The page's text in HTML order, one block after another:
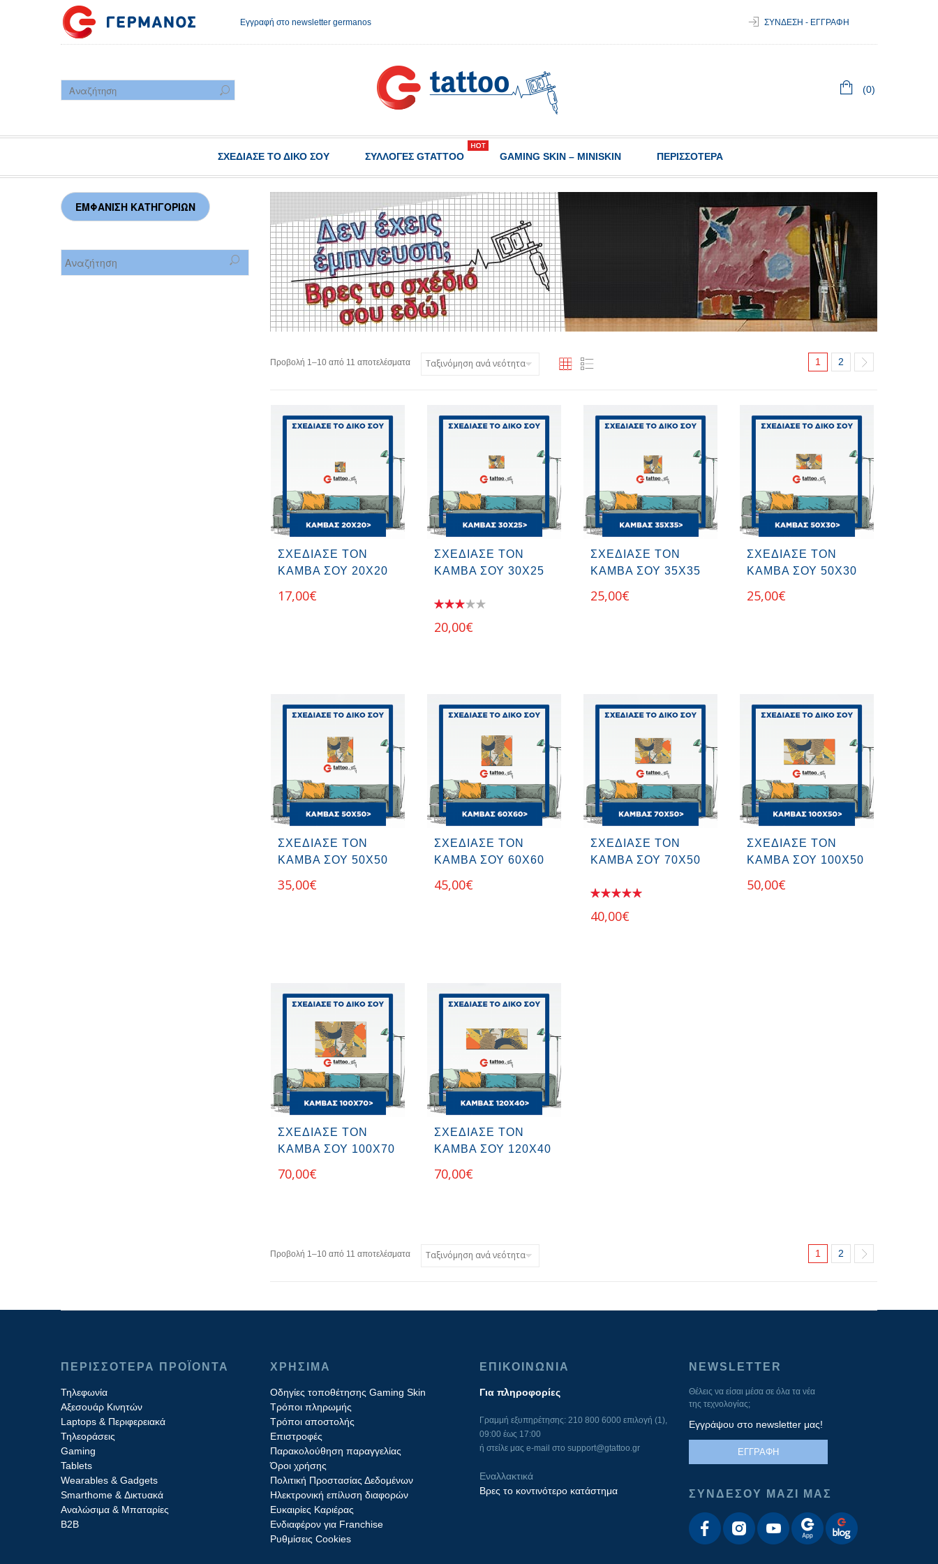
Εγγραφή στο newsletter germanos ΣΥΝΔΕΣΗ - ΕΓΓΡΑΦΗ
(0)
ΣΧΕΔΊΑΣΕ ΤΟ ΔΙΚΌ ΣΟΥ ΣΥΛΛΟΓΈΣ GTATTOO GAMING SKIN – MINISKIN ΠΕΡΙΣΣΟΤΕΡΑ
Προβολή 1–10 από 11 αποτελέσματα 1 2
ΣΧΕΔΙΑΣΕ ΤΟΝ
ΚΑΜΒΑ ΣΟΥ 20Χ20
17,00€
ΣΧΕΔΙΑΣΕ ΤΟΝ
ΚΑΜΒΑ ΣΟΥ 30Χ25
20,00€
ΣΧΕΔΙΑΣΕ ΤΟΝ
ΚΑΜΒΑ ΣΟΥ 35Χ35
25,00€
ΣΧΕΔΙΑΣΕ ΤΟΝ
ΚΑΜΒΑ ΣΟΥ 50Χ30
25,00€
ΣΧΕΔΙΑΣΕ ΤΟΝ
ΚΑΜΒΑ ΣΟΥ 50Χ50
35,00€
ΣΧΕΔΙΑΣΕ ΤΟΝ
ΚΑΜΒΑ ΣΟΥ 60Χ60
45,00€
ΣΧΕΔΙΑΣΕ ΤΟΝ
ΚΑΜΒΑ ΣΟΥ 70Χ50
40,00€
ΣΧΕΔΙΑΣΕ ΤΟΝ
ΚΑΜΒΑ ΣΟΥ 100Χ50
50,00€
ΣΧΕΔΙΑΣΕ ΤΟΝ
ΚΑΜΒΑ ΣΟΥ 100Χ70
70,00€
ΣΧΕΔΙΑΣΕ ΤΟΝ
ΚΑΜΒΑ ΣΟΥ 120Χ40
70,00€
Προβολή 1–10 από 11 αποτελέσματα 1 2
ΠΕΡΙΣΣΟΤΕΡΑ ΠΡΟΪΟΝΤΑ
Τηλεφωνία
Αξεσουάρ Κινητών
Laptops & Περιφερειακά
Τηλεοράσεις
Gaming
Tablets
Wearables & Gadgets
Smarthome & Δικτυακά
Aναλώσιμα & Μπαταρίες
Β2B
ΧΡΗΣΙΜΑ
Οδηγίες τοποθέτησης Gaming Skin
Τρόποι πληρωμής
Τρόποι αποστολής
Επιστροφές
Παρακολούθηση παραγγελίας
Όροι χρήσης
Πολιτική Προστασίας Δεδομένων
Ηλεκτρονική επίλυση διαφορών
Ευκαιρίες Καριέρας
Ενδιαφέρον για Franchise
Ρυθμίσεις Cookies
ΕΠΙΚΟΙΝΩΝΙΑ
Για πληροφορίες
Γραμμή εξυπηρέτησης: 210 800 6000 επιλογή (1),
09:00 έως 17:00
ή στείλε μας e-mail στο support@gtattoo.gr
Εναλλακτικά
Βρες το κοντινότερο κατάστημα
NEWSLETTER
Θέλεις να είσαι μέσα σε όλα τα νέα
της τεχνολογίας;
Εγγράψου στο newsletter μας!
ΕΓΓΡΑΦΗ
ΣΥΝΔΕΣΟΥ ΜΑΖΙ ΜΑΣ